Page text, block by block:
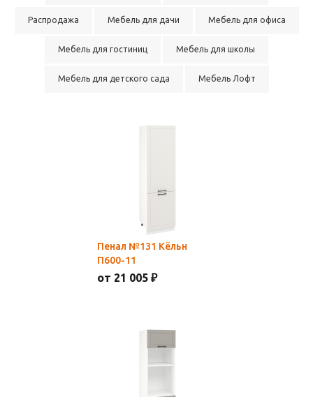
Распродажа Мебель для дачи Мебель для офиса
Мебель для гостиниц Мебель для школы
Мебель для детского сада Мебель Лофт
Пенал №131 Кёльн
П600-11
от 21 005 ₽